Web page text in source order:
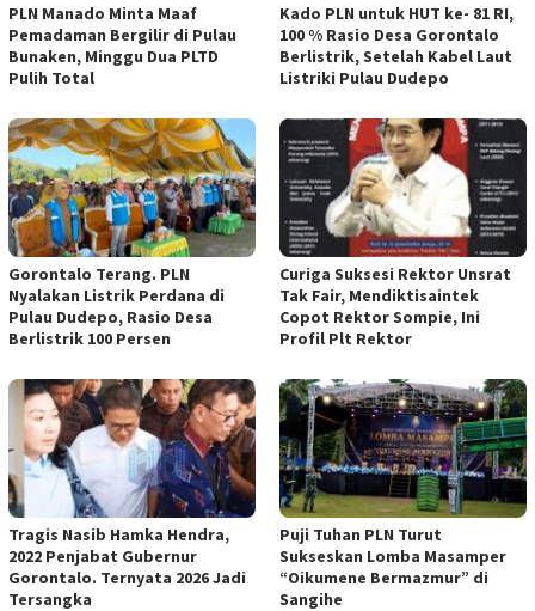
PLN Manado Minta Maaf
Pemadaman Bergilir di Pulau
Bunaken, Minggu Dua PLTD
Pulih Total
Kado PLN untuk HUT ke- 81 RI,
100 % Rasio Desa Gorontalo
Berlistrik, Setelah Kabel Laut
Listriki Pulau Dudepo
Gorontalo Terang. PLN
Nyalakan Listrik Perdana di
Pulau Dudepo, Rasio Desa
Berlistrik 100 Persen
Curiga Suksesi Rektor Unsrat
Tak Fair, Mendiktisaintek
Copot Rektor Sompie, Ini
Profil Plt Rektor
Tragis Nasib Hamka Hendra,
2022 Penjabat Gubernur
Gorontalo. Ternyata 2026 Jadi
Tersangka
Puji Tuhan PLN Turut
Sukseskan Lomba Masamper
“Oikumene Bermazmur” di
Sangihe